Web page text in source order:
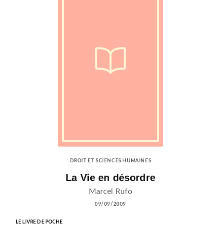
DROIT ET SCIENCES HUMAINES
La Vie en désordre
Marcel Rufo
09/09/2009
LE LIVRE DE POCHE